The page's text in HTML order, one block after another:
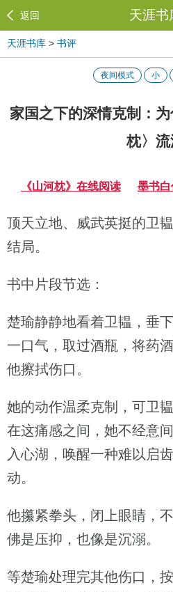
返回 天涯书
天涯书库 > 书评
夜间模式 小
家国之下的深情克制：
枕〉流
《山河枕》在线阅读 墨书
顶天立地、威武英挺的卫
结局。
书中片段节选：
楚瑜静静地看着卫韫，垂
一口气，取过酒瓶，将药
他擦拭伤口。
她的动作温柔克制，可卫
在这痛感之间，她不经意
入心湖，唤醒一种难以启
动。
他攥紧拳头，闭上眼睛，
佛是压抑，也像是沉溺。
等楚瑜处理完其他伤口，